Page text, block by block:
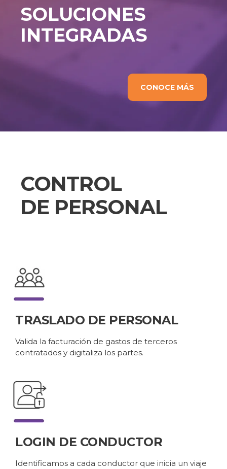
SOLUCIONES
INTEGRADAS
CONOCE MÁS
CONTROL
DE PERSONAL
TRASLADO DE PERSONAL
Valida la facturación de gastos de terceros
contratados y digitaliza los partes.
LOGIN DE CONDUCTOR
Identificamos a cada conductor que inicia un viaje